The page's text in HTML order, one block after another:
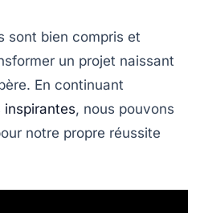
sont bien compris et
un projet naissant
En continuant
inspirantes, nous pouvons
notre propre réussite